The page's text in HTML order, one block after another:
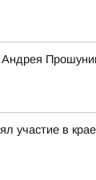
участие в